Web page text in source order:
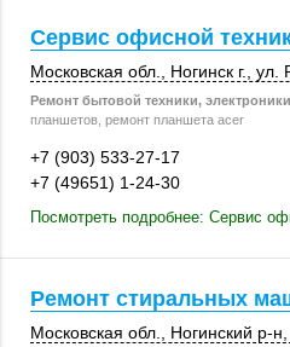
Сервис офисной
Московская обл. Ногинск г. ул.
Ремонт бытовой техники,
планшетов, ремонт планшета acer
+7 (903) 533-27-17
+7 (49651) 1-24-30
Посмотреть подробнее: Сервис
Ремонт стиральных
Московская обл. Ногинский р-н